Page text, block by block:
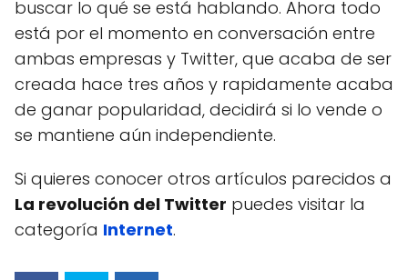
buscar lo qué se está hablando. Ahora todo
está por el momento en conversación entre
ambas empresas y Twitter, que acaba de ser
creada hace tres años y rapidamente acaba
de ganar popularidad, decidirá si lo vende o
se mantiene aún independiente.
Si quieres conocer otros artículos parecidos a
La revolución del Twitter puedes visitar la
categoría Internet.